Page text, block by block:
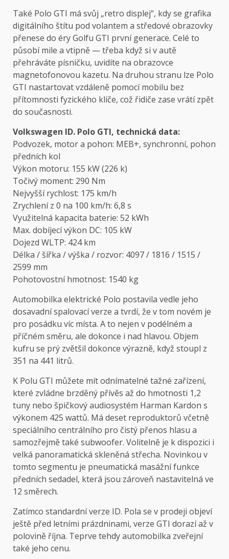
Také Polo GTI má svůj „retro displej“, kdy se grafika
digitálního štítu pod volantem a středové obrazovky
přenese do éry Golfu GTI první generace. Celé to
působí mile a vtipně — třeba když si v autě
přehráváte písničku, uvidíte na obrazovce
magnetofonovou kazetu. Na druhou stranu lze Polo
GTI nastartovat vzdáleně pomocí mobilu bez
přítomnosti fyzického klíče, což řidiče zase vrátí zpět
do současnosti.
Volkswagen ID. Polo GTI, technická data:
Podvozek, motor a pohon: MEB+, synchronní, pohon
předních kol
Výkon motoru: 155 kW (226 k)
Točivý moment: 290 Nm
Nejvyšší rychlost: 175 km/h
Zrychlení z 0 na 100 km/h: 6,8 s
Využitelná kapacita baterie: 52 kWh
Max. dobíjecí výkon DC: 105 kW
Dojezd WLTP: 424 km
Délka / šířka / výška / rozvor: 4097 / 1816 / 1515 /
2599 mm
Pohotovostní hmotnost: 1540 kg
Automobilka elektrické Polo postavila vedle jeho
dosavadní spalovací verze a tvrdí, že v tom novém je
pro posádku víc místa. A to nejen v podélném a
příčném směru, ale dokonce i nad hlavou. Objem
kufru se prý zvětšil dokonce výrazně, když stoupl z
351 na 441 litrů.
K Polu GTI můžete mít odnímatelné tažné zařízení,
které zvládne brzděný přívěs až do hmotnosti 1,2
tuny nebo špičkový audiosystém Harman Kardon s
výkonem 425 wattů. Má deset reproduktorů včetně
speciálního centrálního pro čistý přenos hlasu a
samozřejmě také subwoofer. Volitelně je k dispozici i
velká panoramatická skleněná střecha. Novinkou v
tomto segmentu je pneumatická masážní funkce
předních sedadel, která jsou zároveň nastavitelná ve
12 směrech.
Zatímco standardní verze ID. Pola se v prodeji objeví
ještě před letními prázdninami, verze GTI dorazí až v
polovině října. Teprve tehdy automobilka zveřejní
také jeho cenu.